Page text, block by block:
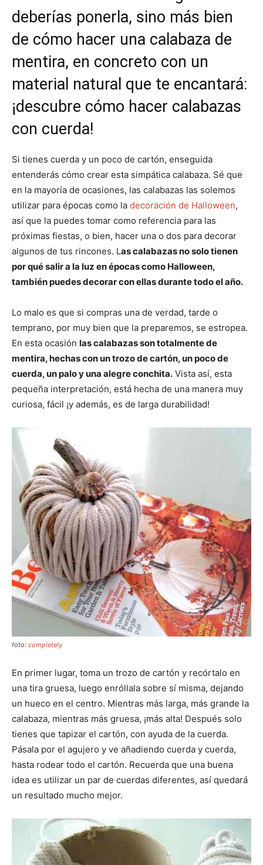
deberías ponerla, sino más bien
de cómo hacer una calabaza de
mentira, en concreto con un
material natural que te encantará:
¡descubre cómo hacer calabazas
con cuerda!
Si tienes cuerda y un poco de cartón, enseguida
entenderás cómo crear esta simpática calabaza. Sé que
en la mayoría de ocasiones, las calabazas las solemos
utilizar para épocas como la decoración de Halloween,
así que la puedes tomar como referencia para las
próximas fiestas, o bien, hacer una o dos para decorar
algunos de tus rincones. Las calabazas no solo tienen
por qué salir a la luz en épocas como Halloween,
también puedes decorar con ellas durante todo el año.
Lo malo es que si compras una de verdad, tarde o
temprano, por muy bien que la preparemos, se estropea.
En esta ocasión las calabazas son totalmente de
mentira, hechas con un trozo de cartón, un poco de
cuerda, un palo y una alegre conchita. Vista así, esta
pequeña interpretación, está hecha de una manera muy
curiosa, fácil ¡y además, es de larga durabilidad!
foto: completely
En primer lugar, toma un trozo de cartón y recórtalo en
una tira gruesa, luego enróllala sobre sí misma, dejando
un hueco en el centro. Mientras más larga, más grande la
calabaza, mientras más gruesa, ¡más alta! Después solo
tienes que tapizar el cartón, con ayuda de la cuerda.
Pásala por el agujero y ve añadiendo cuerda y cuerda,
hasta rodear todo el cartón. Recuerda que una buena
idea es utilizar un par de cuerdas diferentes, así quedará
un resultado mucho mejor.